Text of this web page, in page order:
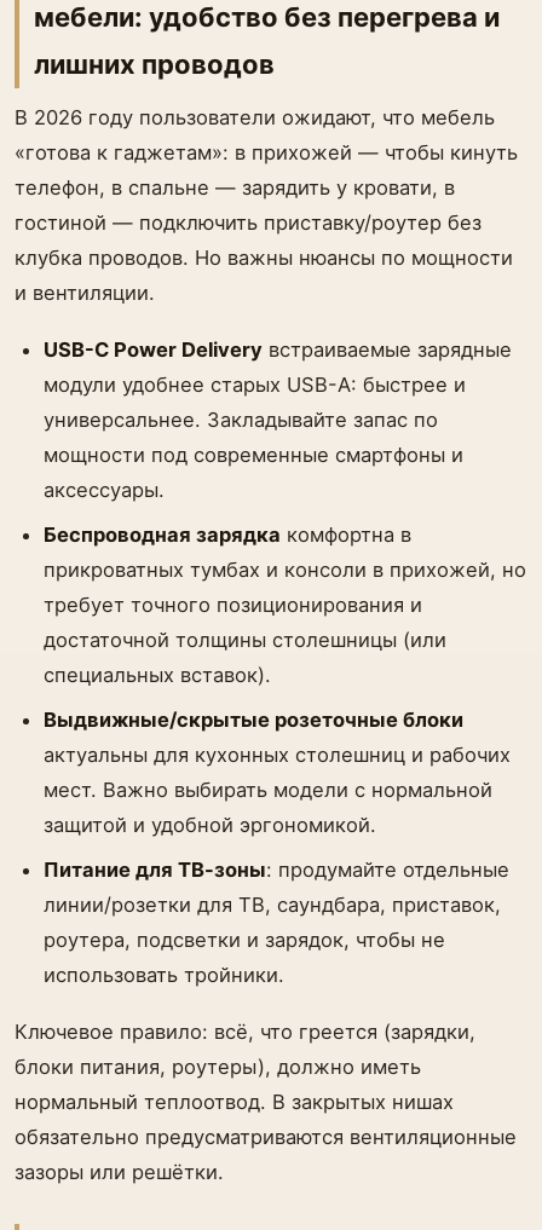
мебели: удобство без перегрева и
лишних проводов
В 2026 году пользователи ожидают, что мебель
«готова к гаджетам»: в прихожей — чтобы кинуть
телефон, в спальне — зарядить у кровати, в
гостиной — подключить приставку/роутер без
клубка проводов. Но важны нюансы по мощности
и вентиляции.
USB-C Power Delivery встраиваемые зарядные
модули удобнее старых USB-A: быстрее и
универсальнее. Закладывайте запас по
мощности под современные смартфоны и
аксессуары.
Беспроводная зарядка комфортна в
прикроватных тумбах и консоли в прихожей, но
требует точного позиционирования и
достаточной толщины столешницы (или
специальных вставок).
Выдвижные/скрытые розеточные блоки
актуальны для кухонных столешниц и рабочих
мест. Важно выбирать модели с нормальной
защитой и удобной эргономикой.
Питание для ТВ-зоны: продумайте отдельные
линии/розетки для ТВ, саундбара, приставок,
роутера, подсветки и зарядок, чтобы не
использовать тройники.
Ключевое правило: всё, что греется (зарядки,
блоки питания, роутеры), должно иметь
нормальный теплоотвод. В закрытых нишах
обязательно предусматриваются вентиляционные
зазоры или решётки.